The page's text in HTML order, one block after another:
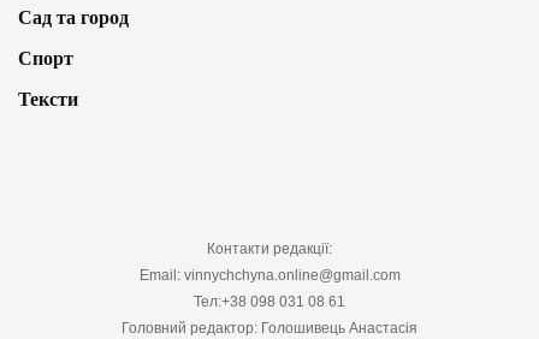
Сад та город
Спорт
Тексти
Контакти редакції:
Email: vinnychchyna.online@gmail.com
Тел:+38 098 031 08 61
Головний редактор: Голошивець Анастасія